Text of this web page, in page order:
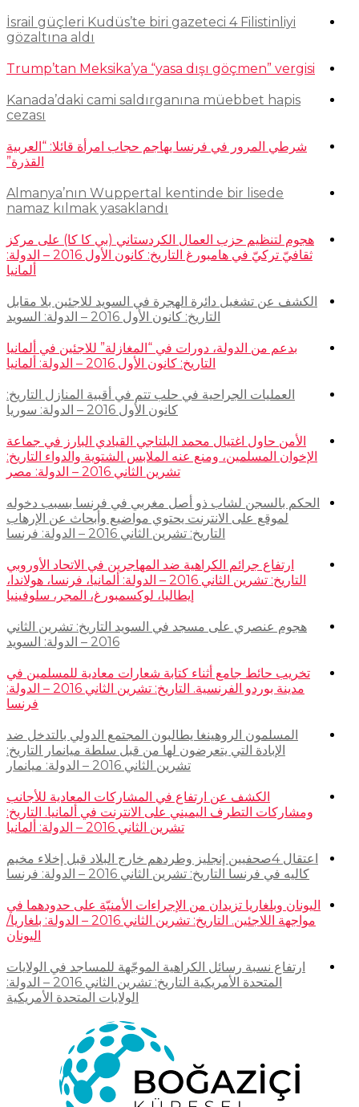
İsrail güçleri Kudüs’te biri gazeteci 4 Filistinliyi
gözaltına aldı
Trump’tan Meksika’ya “yasa dışı göçmen” vergisi
Kanada’daki cami saldırganına müebbet hapis
cezası
شرطي المرور في فرنسا يهاجم حجاب امرأة قائلا: “العربية
القذرة”
Almanya’nın Wuppertal kentinde bir lisede
namaz kılmak yasaklandı
هجوم لتنظيم حزب العمال الكردستاني (بي كا كا) على مركز
ثقافيّ تركيّ في هامبورغ التاريخ: كانون الأول 2016 – الدولة:
ألمانيا
الكشف عن تشغيل دائرة الهجرة في السويد للاجئين بلا مقابل
التاريخ: كانون الأول 2016 – الدولة: السويد
بدعم من الدولة، دورات في “المغازلة” للاجئين في ألمانيا
التاريخ: كانون الأول 2016 – الدولة: ألمانيا
العمليات الجراحية في حلب تتم في أقبية المنازل التاريخ:
كانون الأول 2016 – الدولة: سوريا
الأمن حاول اغتيال محمد البلتاجي القيادي البارز في جماعة
الإخوان المسلمين، ومنع عنه الملابس الشتوية والدواء التاريخ:
تشرين الثاني 2016 – الدولة: مصر
الحكم بالسجن لشاب ذو أصل مغربي في فرنسا بسبب دخوله
لموقع على الانترنت يحتوي مواضيع وأبحاث عن الإرهاب
التاريخ: تشرين الثاني 2016 – الدولة: فرنسا
ارتفاع جرائم الكراهية ضد المهاجرين في الاتحاد الأوروبي
التاريخ: تشرين الثاني 2016 – الدولة: ألمانيا، فرنسا، هولاندا،
إيطاليا، لوكسمبورغ، المجر، سلوفينيا
هجوم عنصري على مسجد في السويد التاريخ: تشرين الثاني
2016 – الدولة: السويد
تخريب حائط جامع أثناء كتابة شعارات معادية للمسلمين في
مدينة بوردو الفرنسية. التاريخ: تشرين الثاني 2016 – الدولة:
فرنسا
المسلمون الروهينغا يطالبون المجتمع الدولي بالتدخل ضد
الإبادة التي يتعرضون لها من قبل سلطة ميانمار التاريخ:
تشرين الثاني 2016 – الدولة: ميانمار
الكشف عن ارتفاع في المشاركات المعادية للأجانب
ومشاركات التطرف اليميني على الانترنت في ألمانيا. التاريخ:
تشرين الثاني 2016 – الدولة: ألمانيا
اعتقال 4صحفيين إنجليز وطردهم خارج البلاد قبل إخلاء مخيم
كاليه في فرنسا التاريخ: تشرين الثاني 2016 – الدولة: فرنسا
اليونان وبلغاريا تزيدان من الإجراءات الأمنيّة على حدودهما في
مواجهة اللاجئين. التاريخ: تشرين الثاني 2016 – الدولة: بلغاريا/
اليونان
ارتفاع نسبة رسائل الكراهية الموجّهة للمساجد في الولايات
المتحدة الأمريكية التاريخ: تشرين الثاني 2016 – الدولة:
الولايات المتحدة الأمريكية